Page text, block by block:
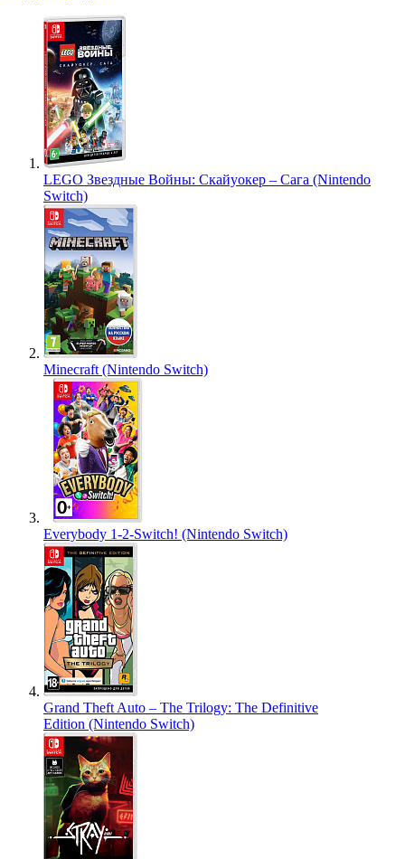
LEGO Звездные Войны: Скайуокер – Сага (Nintendo
Switch)
Minecraft (Nintendo Switch)
Everybody 1-2-Switch! (Nintendo Switch)
Grand Theft Auto – The Trilogy: The Definitive
Edition (Nintendo Switch)